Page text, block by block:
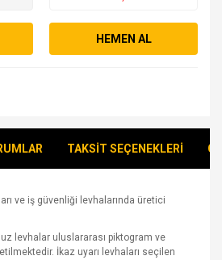
HEMEN AL
TAKSİT SEÇENEKLERİ
ve iş güvenliği levhalarında üretici
levhalar uluslararası piktogram ve
İkaz uyarı levhaları seçilen